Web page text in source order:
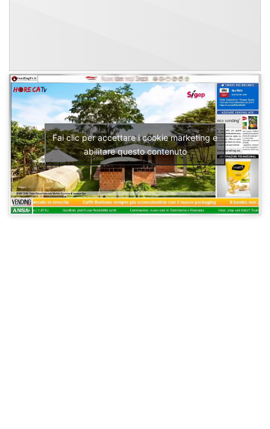
Fai clic per accettare i cookie marketing e
abilitare questo contenuto